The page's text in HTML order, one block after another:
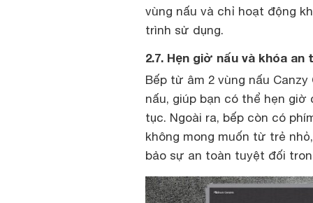
vùng nấu và chỉ hoạt động
trình sử dụng.
2.7. Hẹn giờ nấu và khóa
Bếp từ âm 2 vùng nấu
nấu, giúp bạn có thể hẹn
tục. Ngoài ra, bếp còn có
không mong muốn từ trẻ
bảo sự an toàn tuyệt đối